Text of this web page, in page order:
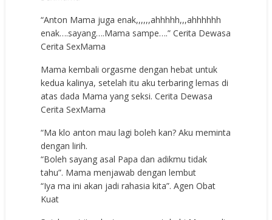
“Anton Mama juga enak,,,,,,ahhhhh,,,ahhhhhh
enak….sayang….Mama sampe….” Cerita Dewasa
Cerita SexMama
Mama kembali orgasme dengan hebat untuk
kedua kalinya, setelah itu aku terbaring lemas di
atas dada Mama yang seksi. Cerita Dewasa
Cerita SexMama
“Ma klo anton mau lagi boleh kan? Aku meminta
dengan lirih.
“Boleh sayang asal Papa dan adikmu tidak
tahu”. Mama menjawab dengan lembut
“Iya ma ini akan jadi rahasia kita”.Agen Obat
Kuat